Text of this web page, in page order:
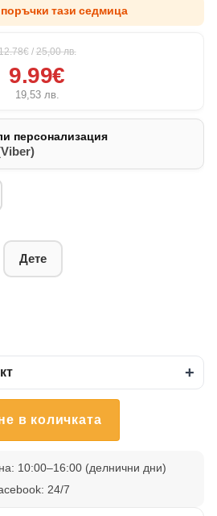
тази седмица
/ 25,00лв.
9.99€
19,53 лв.
персонализация
Дете
+
в количката
10:00–16:00 (делнични дни)
24/7